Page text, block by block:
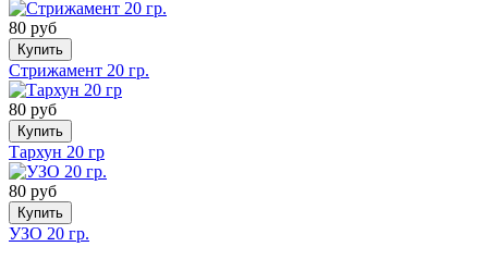
80 руб
Купить
Стрижамент 20 гр.
80 руб
Купить
Тархун 20 гр
80 руб
Купить
УЗО 20 гр.